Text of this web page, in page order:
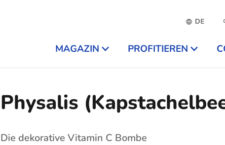
DE
MAGAZIN PROFITIEREN
Physalis
Die dekorative Vitamin C Bombe